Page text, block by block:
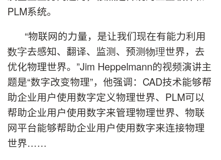
PLM系统。
“物联网的力量，是让我们现在有能力利用
数字去感知、翻译、监测、预测物理世界，去
优化物理世界。”Jim Heppelmann的视频演讲主
题是“数字改变物理”，他强调： CAD技术能够帮
助企业用户使用数字定义物理世界、PLM可以
帮助企业用户使用数字来管理物理世界、物联
网平台能够帮助企业用户使用数字来连接物理
世界……